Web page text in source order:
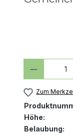
Zum
Höhe:
Belaubung: